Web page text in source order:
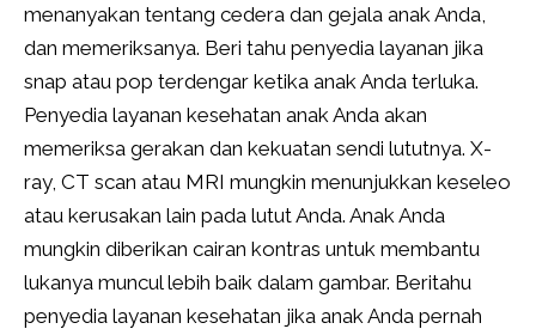
menanyakan tentang cedera dan gejala anak Anda,
dan memeriksanya. Beri tahu penyedia layanan jika
snap atau pop terdengar ketika anak Anda terluka.
Penyedia layanan kesehatan anak Anda akan
memeriksa gerakan dan kekuatan sendi lututnya. X-
ray, CT scan atau MRI mungkin menunjukkan keseleo
atau kerusakan lain pada lutut Anda. Anak Anda
mungkin diberikan cairan kontras untuk membantu
lukanya muncul lebih baik dalam gambar. Beritahu
penyedia layanan kesehatan jika anak Anda pernah